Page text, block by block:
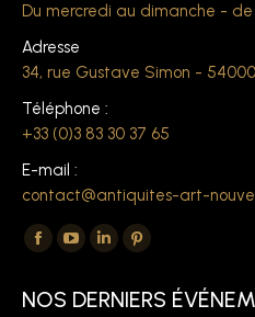
Du mercredi au dimanche - de
Adresse
34, rue Gustave Simon -
Téléphone :
+33 (0)3 83 30 37 65
E-mail :
contact@antiquites-art-
Trouvez nous sur :
La
Facebook
La
YouTube
La
LinkedIn
La
Pinterest
NOS DERNIERS